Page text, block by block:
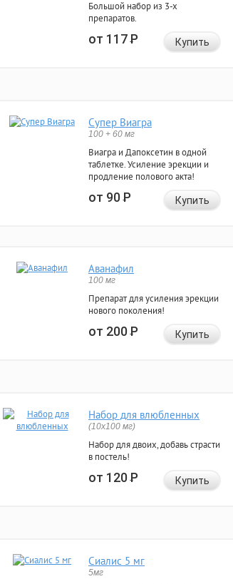
Большой набор из 3-х
препаратов.
от 117Р Купить
Супер Виагра
100 + 60 мг
Виагра и Дапоксетин в одной
таблетке. Усиление эрекции и
продление полового акта!
от 90Р Купить
Аванафил
100 мг
Препарат для усиления эрекции
нового поколения!
от 200Р Купить
Набор для влюбленных
(10х100 мг)
Набор для двоих, добавь страсти
в постель!
от 120Р Купить
Сиалис 5 мг
5мг